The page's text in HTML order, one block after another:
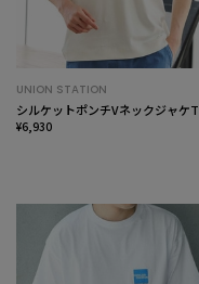
UNION STATION
シルケットポンチVネックジャケT
¥6,930